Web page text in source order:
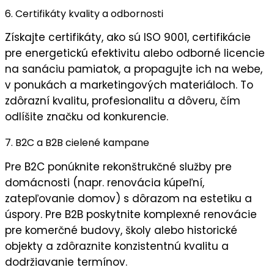
6. Certifikáty kvality a odbornosti
Získajte certifikáty, ako sú ISO 9001, certifikácie
pre energetickú efektivitu alebo odborné licencie
na sanáciu pamiatok, a propagujte ich na webe,
v ponukách a marketingových materiáloch. To
zdôrazní kvalitu, profesionalitu a dôveru, čím
odlíšite značku od konkurencie.
7. B2C a B2B cielené kampane
Pre B2C ponúknite rekonštrukčné služby pre
domácnosti (napr. renovácia kúpeľní,
zatepľovanie domov) s dôrazom na estetiku a
úspory. Pre B2B poskytnite komplexné renovácie
pre komerčné budovy, školy alebo historické
objekty a zdôraznite konzistentnú kvalitu a
dodržiavanie termínov.